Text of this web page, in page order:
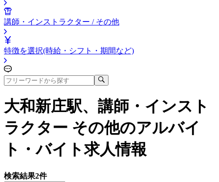
講師・インストラクター / その他
特徴を選択(時給・シフト・期間など)
大和新庄駅、講師・インスト
ラクター その他のアルバイ
ト・バイト求人情報
検索結果2件